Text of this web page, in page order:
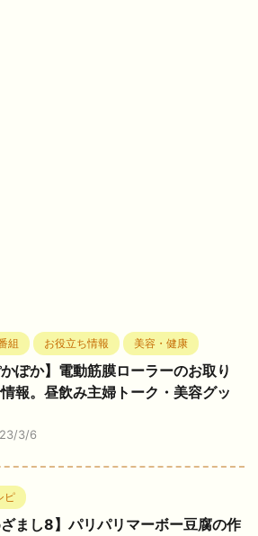
組 お役立ち情報 美容・健康
かぽか】電動筋膜ローラーのお取り
報。昼飲み主婦トーク・美容グッ
3/6
ピ
ざまし8】パリパリマーボー豆腐の作